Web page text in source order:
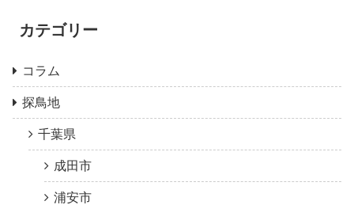
カテゴリー
コラム
探鳥地
千葉県
成田市
浦安市